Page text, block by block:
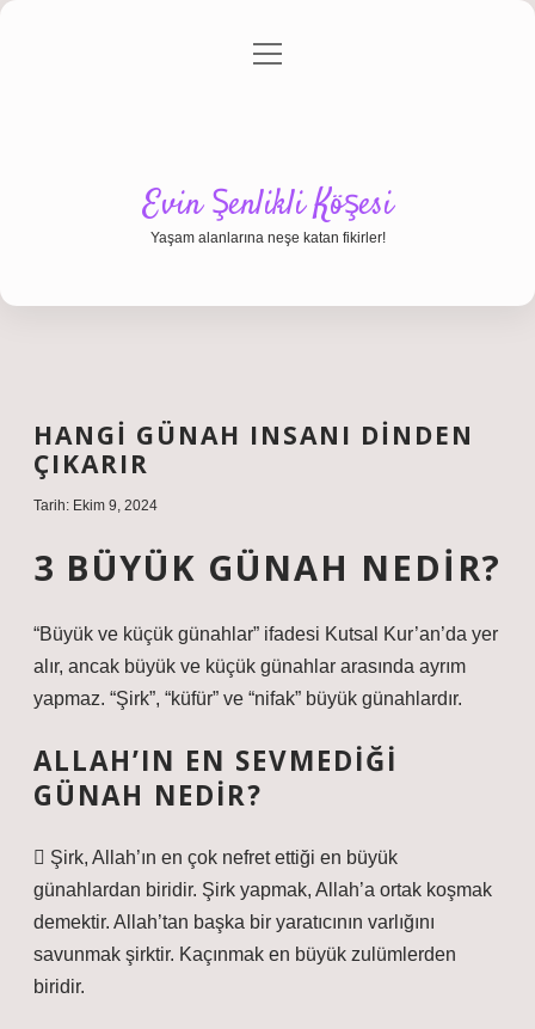
Gizlilik Politikası
menüyü
Evin Şenlikli Köşesi
Yaşam alanlarına neşe katan fikirler!
HANGI GÜNAH INSANI DINDEN
ÇIKARIR
Tarih: Ekim 9, 2024
3 BÜYÜK GÜNAH NEDIR?
“Büyük ve küçük günahlar” ifadesi Kutsal Kur’an’da yer
alır, ancak büyük ve küçük günahlar arasında ayrım
yapmaz. “Şirk”, “küfür” ve “nifak” büyük günahlardır.
ALLAH’IN EN SEVMEDIĞI
GÜNAH NEDIR?
 Şirk, Allah’ın en çok nefret ettiği en büyük
günahlardan biridir. Şirk yapmak, Allah’a ortak koşmak
demektir. Allah’tan başka bir yaratıcının varlığını
savunmak şirktir. Kaçınmak en büyük zulümlerden
biridir.